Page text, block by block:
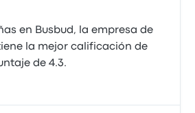
en Busbud, la empresa de
la mejor calificación de
de 4.3.